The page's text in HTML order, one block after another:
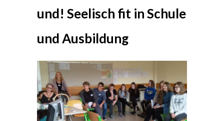
und! Seelisch fit in Schule
und Ausbildung